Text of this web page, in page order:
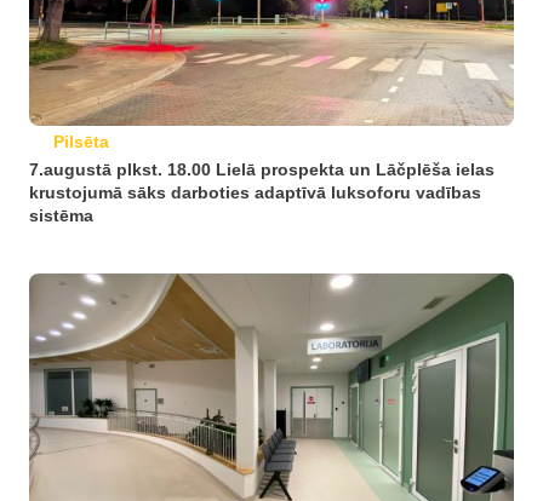
Pilsēta
7.augustā plkst. 18.00 Lielā prospekta un Lāčplēša ielas
krustojumā sāks darboties adaptīvā luksoforu vadības
sistēma